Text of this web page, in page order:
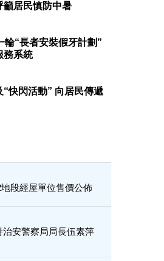
居民慎防中暑
輪“長者安裝假牙計劃”
務系統
快閃活動” 向居民傳遞
段經屋單位售價公佈
安警察局局長伍素萍